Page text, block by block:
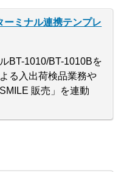
ーミナル連携テンプレ
BT-1010/BT-1010Bを
る入出荷検品業務や
販売」を連動